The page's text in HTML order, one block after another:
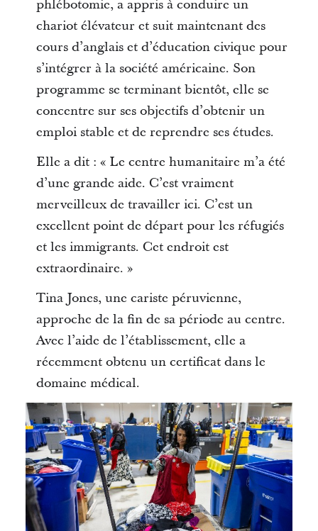
phlébotomie, a appris à conduire un
chariot élévateur et suit maintenant des
cours d’anglais et d’éducation civique pour
s’intégrer à la société américaine. Son
programme se terminant bientôt, elle se
concentre sur ses objectifs d’obtenir un
emploi stable et de reprendre ses études.
Elle a dit : « Le centre humanitaire m’a été
d’une grande aide. C’est vraiment
merveilleux de travailler ici. C’est un
excellent point de départ pour les réfugiés
et les immigrants. Cet endroit est
extraordinaire. »
Tina Jones, une cariste péruvienne,
approche de la fin de sa période au centre.
Avec l’aide de l’établissement, elle a
récemment obtenu un certificat dans le
domaine médical.